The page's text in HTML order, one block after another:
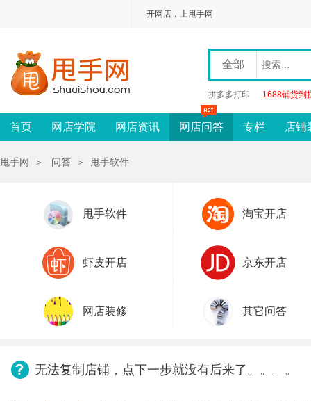
开网店，上甩手网
全部
拼多多打印 1688铺货到
首页 网店学院 网店资讯 网店问答 专栏 店铺
甩手网 ＞ 问答 ＞ 甩手软件
甩手软件 淘宝开店
虾皮开店 京东开店
网店装修 其它问答
无法复制店铺，点下一步就没有后来了。。。。